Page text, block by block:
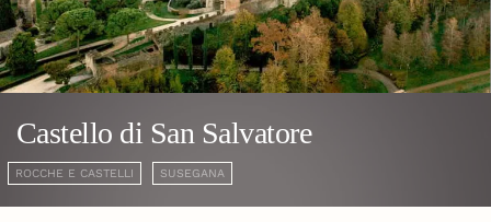
Castello di San Salvatore
ROCCHE E CASTELLI SUSEGANA